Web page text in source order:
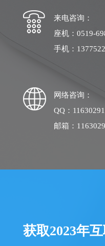
来电咨询：
座机：0519-
手机：
网络咨询：
QQ：
邮箱：
获取2023年